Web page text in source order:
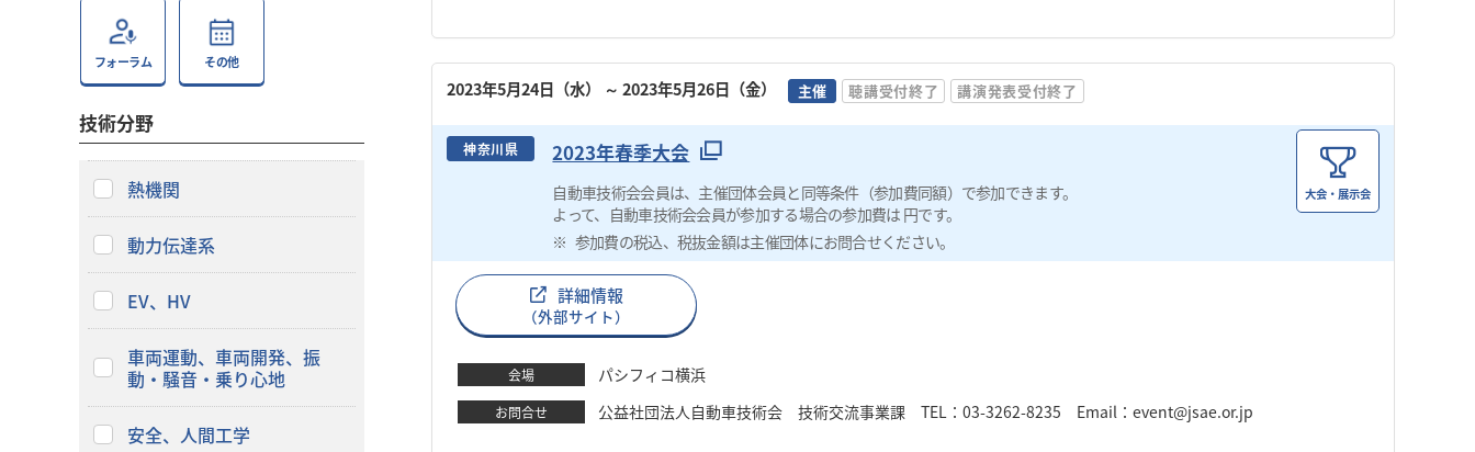
2023年5月24日（水） ～ 2023年5月26日（金） 主催 聴講受付終了 講演発表受付終了
神奈川県 2023年春季大会
自動車技術会会員は、主催団体会員と同等条件（参加費同額）で参加できます。
よって、自動車技術会会員が参加する場合の参加費は 円です。
参加費の税込、税抜金額は主催団体にお問合せください。
大会・展示会
詳細情報
（外部サイト）
会場 パシフィコ横浜
お問合せ 公益社団法人自動車技術会 技術交流事業課 TEL：03-3262-8235 Email：event@jsae.or.jp
フォーラム その他
技術分野
熱機関
動力伝達系
EV、HV
車両運動、車両開発、振
動・騒音・乗り心地
安全、人間工学